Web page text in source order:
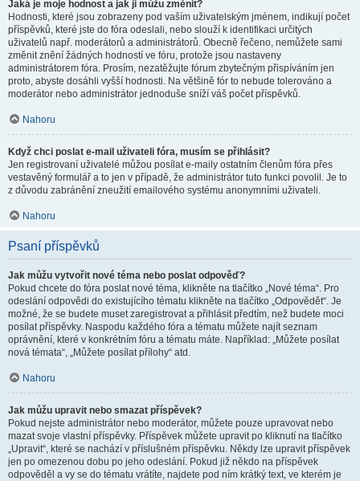
Jaká je moje hodnost a jak ji můžu změnit?
Hodnosti, které jsou zobrazeny pod vaším uživatelským jménem, indikují počet
příspěvků, které jste do fóra odeslali, nebo slouží k identifikaci určitých
uživatelů např. moderátorů a administrátorů. Obecně řečeno, nemůžete sami
změnit znění žádných hodností ve fóru, protože jsou nastaveny
administrátorem fóra. Prosím, nezatěžujte fórum zbytečným přispíváním jen
proto, abyste dosáhli vyšší hodnosti. Na většině fór to nebude tolerováno a
moderátor nebo administrátor jednoduše sníží váš počet příspěvků.
Nahoru
Když chci poslat e-mail uživateli fóra, musím se přihlásit?
Jen registrovaní uživatelé můžou posílat e-maily ostatním členům fóra přes
vestavěný formulář a to jen v případě, že administrátor tuto funkci povolil. Je to
z důvodu zabránění zneužití emailového systému anonymními uživateli.
Nahoru
Psaní příspěvků
Jak můžu vytvořit nové téma nebo poslat odpověď?
Pokud chcete do fóra poslat nové téma, klikněte na tlačítko „Nové téma“. Pro
odeslání odpovědi do existujícího tématu klikněte na tlačítko „Odpovědět“. Je
možné, že se budete muset zaregistrovat a přihlásit předtím, než budete moci
posílat příspěvky. Naspodu každého fóra a tématu můžete najít seznam
oprávnění, které v konkrétním fóru a tématu máte. Například: „Můžete posílat
nová témata“, „Můžete posílat přílohy“ atd.
Nahoru
Jak můžu upravit nebo smazat příspěvek?
Pokud nejste administrátor nebo moderátor, můžete pouze upravovat nebo
mazat svoje vlastní příspěvky. Příspěvek můžete upravit po kliknutí na tlačítko
„Upravit“, které se nachází v příslušném příspěvku. Někdy lze upravit příspěvek
jen po omezenou dobu po jeho odeslání. Pokud již někdo na příspěvek
odpověděl a vy se do tématu vrátíte, najdete pod ním krátký text, ve kterém je